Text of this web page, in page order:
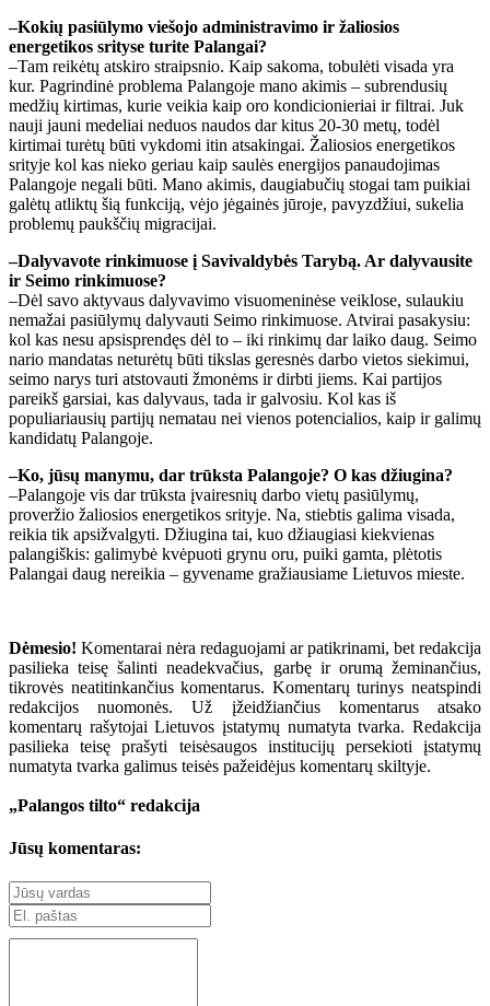
–Kokių pasiūlymo viešojo administravimo ir žaliosios
energetikos srityse turite Palangai?
–Tam reikėtų atskiro straipsnio. Kaip sakoma, tobulėti visada yra
kur. Pagrindinė problema Palangoje mano akimis – subrendusių
medžių kirtimas, kurie veikia kaip oro kondicionieriai ir filtrai. Juk
nauji jauni medeliai neduos naudos dar kitus 20-30 metų, todėl
kirtimai turėtų būti vykdomi itin atsakingai. Žaliosios energetikos
srityje kol kas nieko geriau kaip saulės energijos panaudojimas
Palangoje negali būti. Mano akimis, daugiabučių stogai tam puikiai
galėtų atliktų šią funkciją, vėjo jėgainės jūroje, pavyzdžiui, sukelia
problemų paukščių migracijai.
–Dalyvavote rinkimuose į Savivaldybės Tarybą. Ar dalyvausite
ir Seimo rinkimuose?
–Dėl savo aktyvaus dalyvavimo visuomeninėse veiklose, sulaukiu
nemažai pasiūlymų dalyvauti Seimo rinkimuose. Atvirai pasakysiu:
kol kas nesu apsisprendęs dėl to – iki rinkimų dar laiko daug. Seimo
nario mandatas neturėtų būti tikslas geresnės darbo vietos siekimui,
seimo narys turi atstovauti žmonėms ir dirbti jiems. Kai partijos
pareikš garsiai, kas dalyvaus, tada ir galvosiu. Kol kas iš
populiariausių partijų nematau nei vienos potencialios, kaip ir galimų
kandidatų Palangoje.
–Ko, jūsų manymu, dar trūksta Palangoje? O kas džiugina?
–Palangoje vis dar trūksta įvairesnių darbo vietų pasiūlymų,
proveržio žaliosios energetikos srityje. Na, stiebtis galima visada,
reikia tik apsižvalgyti. Džiugina tai, kuo džiaugiasi kiekvienas
palangiškis: galimybė kvėpuoti grynu oru, puiki gamta, plėtotis
Palangai daug nereikia – gyvename gražiausiame Lietuvos mieste.
Dėmesio! Komentarai nėra redaguojami ar patikrinami, bet redakcija
pasilieka teisę šalinti neadekvačius, garbę ir orumą žeminančius,
tikrovės neatitinkančius komentarus. Komentarų turinys neatspindi
redakcijos nuomonės. Už įžeidžiančius komentarus atsako
komentarų rašytojai Lietuvos įstatymų numatyta tvarka. Redakcija
pasilieka teisę prašyti teisėsaugos institucijų persekioti įstatymų
numatyta tvarka galimus teisės pažeidėjus komentarų skiltyje.
„Palangos tilto“ redakcija
Jūsų komentaras: